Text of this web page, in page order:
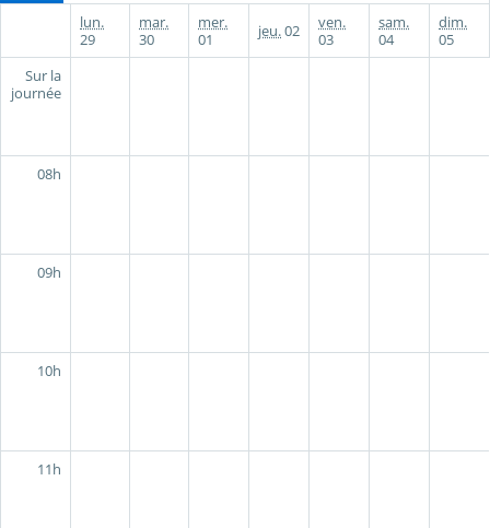
lun.
29
mar.
30
mer.
01
jeu.02
ven.
03
sam.
04
dim.
05
Sur la
journée
08h
09h
10h
11h